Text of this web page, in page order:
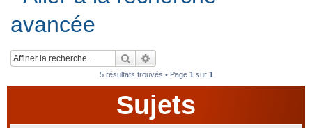
avancée
Rechercher
5 résultats trouvés • Page 1 sur 1
Sujets